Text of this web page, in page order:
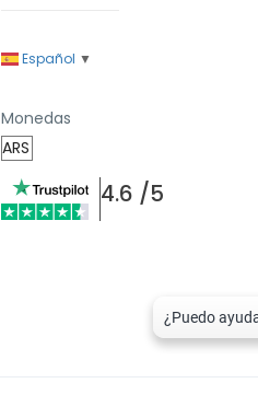
Español ▼
Monedas
4.6 /5